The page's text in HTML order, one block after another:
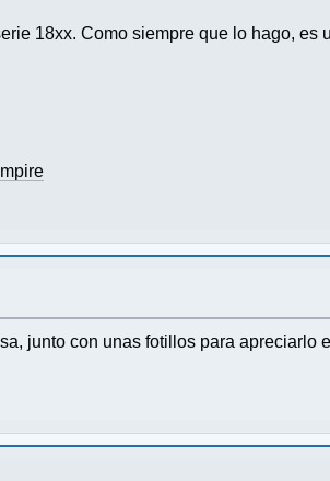
18xx. Como siempre que lo hago, es
junto con unas fotillos para apreciarlo